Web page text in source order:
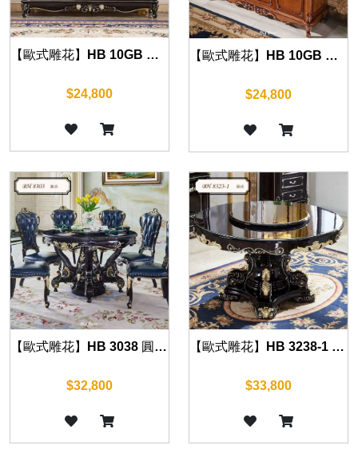
【歐式雕花】HB 10GB 餐邊櫃(沉穩黑) 120cm/160cm
$24,800
【歐式雕花】HB 10GB 餐邊櫃(復古棕) 120cm/160cm
$24,800
【歐式雕花】HB 3038 圓桌(沉穩黑) 150cm
$32,800
【歐式雕花】HB 3238-1 圓桌(沉穩黑) 130cm/150cm/180cm
$33,800